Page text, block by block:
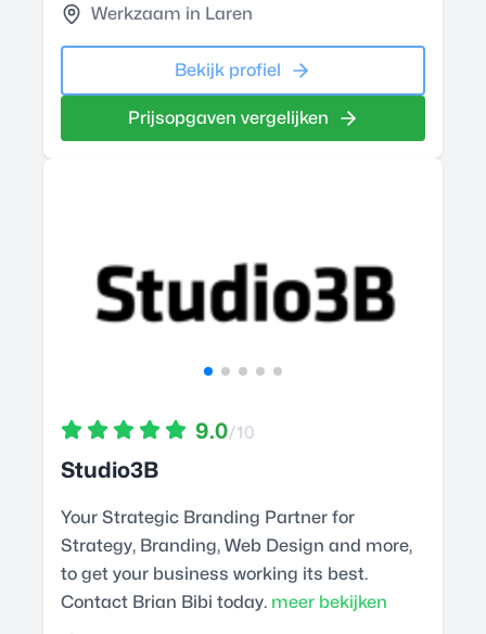
Werkzaam in Laren
Bekijk profiel
Prijsopgaven vergelijken
9.0/10
Studio3B
Your Strategic Branding Partner for
Strategy, Branding, Web Design and more,
to get your business working its best.
Contact Brian Bibi today. meer bekijken